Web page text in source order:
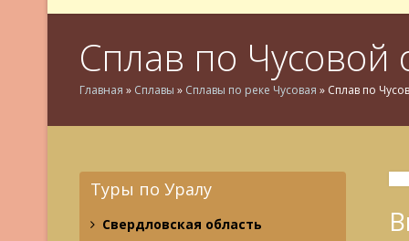
Сплав по Чусовой
Главная » Сплавы » Сплавы по реке Чусовая » Сплав по
Туры по Уралу
Свердловская область